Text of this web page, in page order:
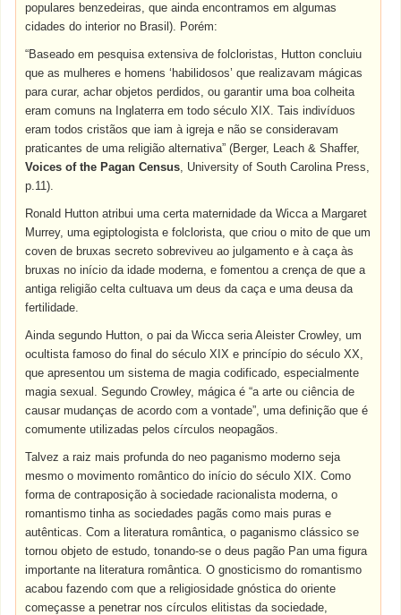
populares benzedeiras, que ainda encontramos em algumas
cidades do interior no Brasil). Porém:
“Baseado em pesquisa extensiva de folcloristas, Hutton concluiu
que as mulheres e homens ‘habilidosos’ que realizavam mágicas
para curar, achar objetos perdidos, ou garantir uma boa colheita
eram comuns na Inglaterra em todo século XIX. Tais indivíduos
eram todos cristãos que iam à igreja e não se consideravam
praticantes de uma religião alternativa” (Berger, Leach & Shaffer,
Voices of the Pagan Census, University of South Carolina Press,
p.11).
Ronald Hutton atribui uma certa maternidade da Wicca a Margaret
Murrey, uma egiptologista e folclorista, que criou o mito de que um
coven de bruxas secreto sobreviveu ao julgamento e à caça às
bruxas no início da idade moderna, e fomentou a crença de que a
antiga religião celta cultuava um deus da caça e uma deusa da
fertilidade.
Ainda segundo Hutton, o pai da Wicca seria Aleister Crowley, um
ocultista famoso do final do século XIX e princípio do século XX,
que apresentou um sistema de magia codificado, especialmente
magia sexual. Segundo Crowley, mágica é “a arte ou ciência de
causar mudanças de acordo com a vontade”, uma definição que é
comumente utilizadas pelos círculos neopagãos.
Talvez a raiz mais profunda do neo paganismo moderno seja
mesmo o movimento romântico do início do século XIX. Como
forma de contraposição à sociedade racionalista moderna, o
romantismo tinha as sociedades pagãs como mais puras e
autênticas. Com a literatura romântica, o paganismo clássico se
tornou objeto de estudo, tonando-se o deus pagão Pan uma figura
importante na literatura romântica. O gnosticismo do romantismo
acabou fazendo com que a religiosidade gnóstica do oriente
começasse a penetrar nos círculos elitistas da sociedade,